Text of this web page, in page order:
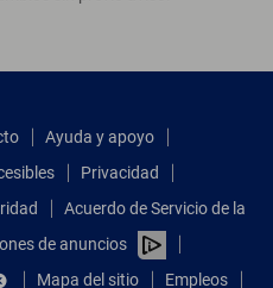
Ayuda y apoyo
Privacidad
Acuerdo de Servicio de la
de anuncios
Mapa del sitio Empleos